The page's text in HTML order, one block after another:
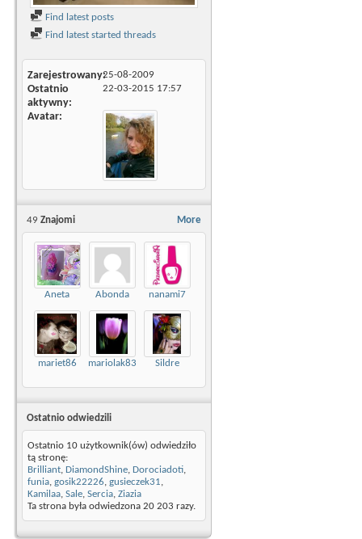
Find latest posts
Find latest started threads
Zarejestrowany25-08-2009
Ostatnio
aktywny
22-03-2015 17:57
Avatar
More
49 Znajomi
Aneta Abonda nanami7
mariet86 mariolak83 Sildre
Ostatnio odwiedzili
Ostatnio 10 użytkownik(ów) odwiedziło
tą stronę:
Brilliant, DiamondShine, Dorociadoti,
funia, gosik22226, gusieczek31,
Kamilaa, Sale, Sercia, Ziazia
Ta strona była odwiedzona 20 203 razy.